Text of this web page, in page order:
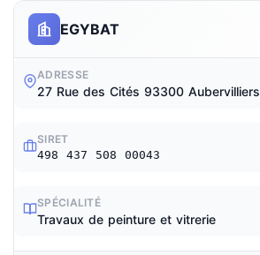
EGYBAT
ADRESSE
27 Rue des Cités 93300 Aubervilliers
SIRET
498 437 508 00043
SPÉCIALITÉ
Travaux de peinture et vitrerie